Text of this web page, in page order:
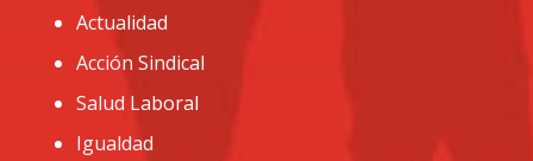
Actualidad
Acción Sindical
Salud Laboral
Igualdad